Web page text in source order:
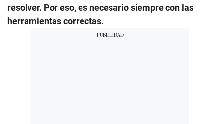
resolver. Por eso, es necesario siempre con las
herramientas correctas.